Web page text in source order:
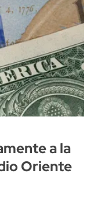
a la
Oriente